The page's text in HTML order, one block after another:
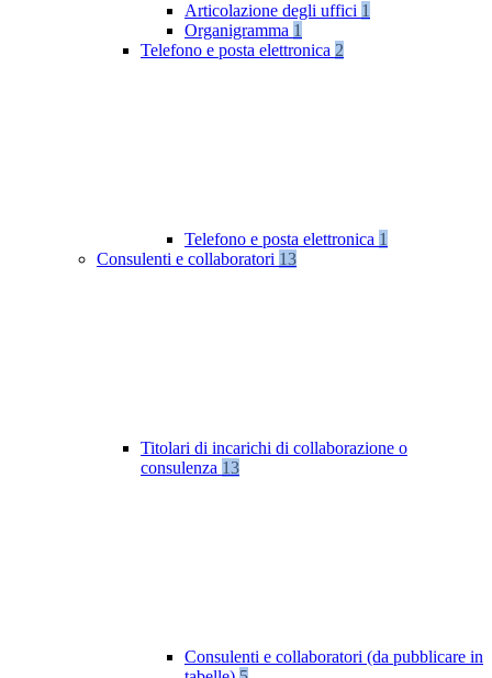
Articolazione degli uffici 1
Organigramma 1
Telefono e posta elettronica 2
Telefono e posta elettronica 1
Consulenti e collaboratori 13
Titolari di incarichi di collaborazione o
consulenza 13
Consulenti e collaboratori (da pubblicare in